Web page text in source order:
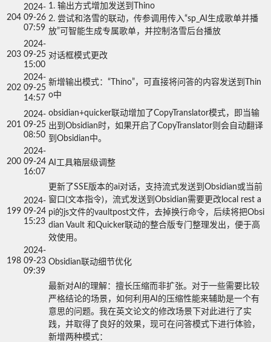
204
2024-
09-26
07:59
1. 输出方式增加发送到Thino
2. 尝试和洛雪的联动，传参调用传入“sp_AI生成歌单并播
放”可智能生成专属歌单，并控制洛雪后台播放
203
2024-
09-25
15:00
对话框模式更改
202
2024-
09-25
14:57
新增输出模式：“Thino”，可直接将问答的内容发送到Thin
o中
201
2024-
09-25
08:50
obsidian+quicker联动增加了CopyTranslator模式，即当输
出到Obsidian时，如果开启了CopyTranslator则会自动翻译
到Obsidian中。
200
2024-
09-24
16:07
AI工具箱层级调整
199
2024-
09-24
15:23
更新了SSE版本的ai对话，支持流式发送到Obsidian或当前
窗口(文本指令)，流式发送到Obsidian需要更改local rest a
pi的js文件的vaultpost文件，去掉换行命令，后续将把Obsi
dian Vault 和Quicker联动的整合版专门整理发出，便于高
效使用。
198
2024-
09-23
09:39
Obsidian联动细节优化
最新对AI的理解：擅长压缩而非扩张。对于一些需要比较
严格结论的场景，如何利用AI的压缩性能来辅助是一个有
意思的问题。我在英文论文的修改场景下对此进行了实
践，并取得了良好的效果，现可在问答模式下进行体验，
新增两种模式：